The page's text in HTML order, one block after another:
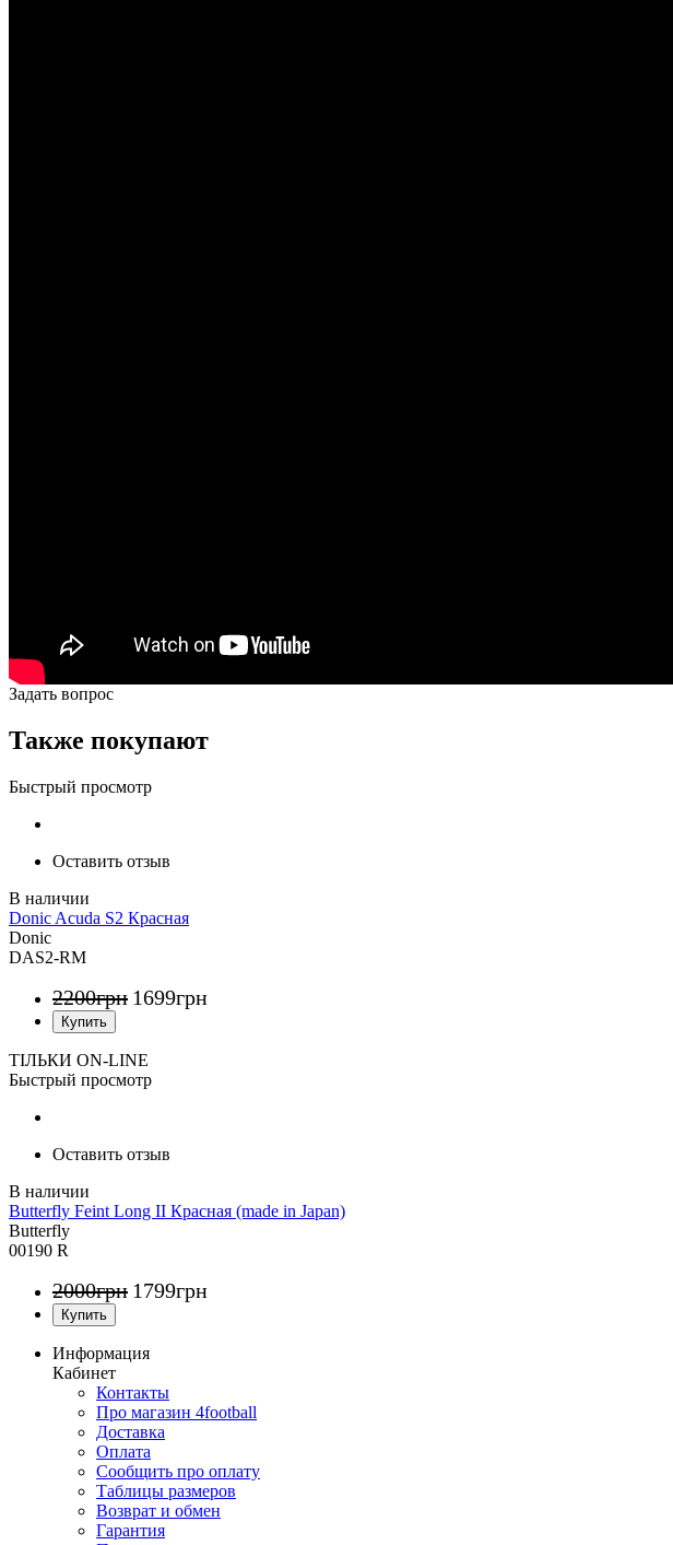
Задать вопрос
Также покупают
Быстрый просмотр
Оставить отзыв
Donic Acuda S2 Красная
Donic
DAS2-RM
2200грн 1699грн
ТІЛЬКИ ON-LINE
Быстрый просмотр
Оставить отзыв
Butterfly Feint Long II Красная (made in Japan)
Butterfly
00190 R
2000грн 1799грн
Информация
Кабинет
Контакты
Про магазин 4football
Доставка
Оплата
Сообщить про оплату
Таблицы размеров
Возврат и обмен
Гарантия